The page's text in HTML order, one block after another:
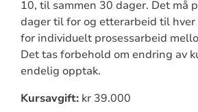
10, til sammen 30 dager. Det må
dager til for og etterarbeid til
for individuelt prosessarbeid
Det tas forbehold om endring av
endelig opptak.
Kursavgift:kr 39.000